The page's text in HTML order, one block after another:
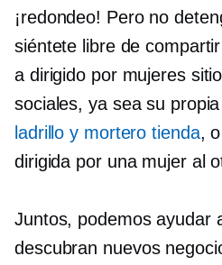
¡redondeo! Pero no
siéntete libre de
a dirigido por mujeres
sociales, ya sea su
ladrillo y mortero tienda,
dirigida por una mujer al
Juntos, podemos ayudar
descubran nuevos